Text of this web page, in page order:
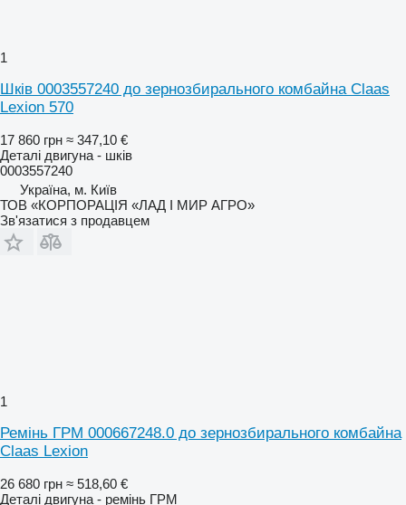
1
Шків 0003557240 до зернозбирального комбайна Claas
Lexion 570
17 860 грн ≈ 347,10 €
Деталі двигуна - шків
0003557240
Україна, м. Київ
ТОВ «КОРПОРАЦІЯ «ЛАД І МИР АГРО»
Зв'язатися з продавцем
1
Ремінь ГРМ 000667248.0 до зернозбирального комбайна
Claas Lexion
26 680 грн ≈ 518,60 €
Деталі двигуна - ремінь ГРМ